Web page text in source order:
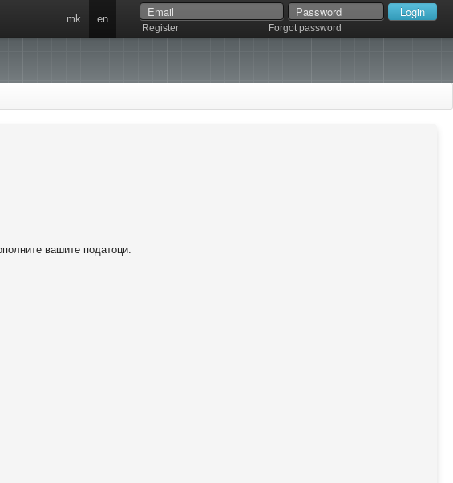
Register Forgot password
mk en
вашите податоци.